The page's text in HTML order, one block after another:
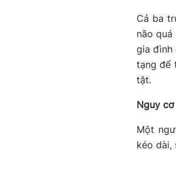
Cả ba
não
gia đình
tạng để
tật.
Nguy
Một
kéo dài,